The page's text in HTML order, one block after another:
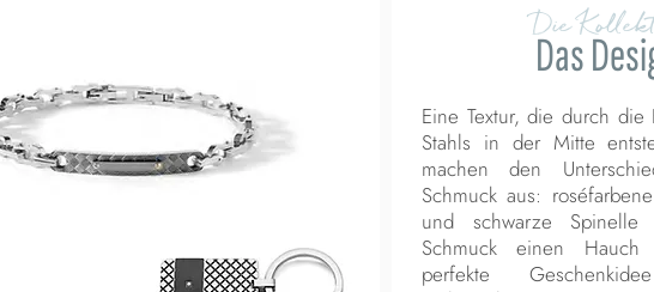
Die
Das
Eine Textur, die durch die
Stahls in der Mitte
machen den
Schmuck aus:
und schwarze Spinelle
Schmuck einen
perfekte